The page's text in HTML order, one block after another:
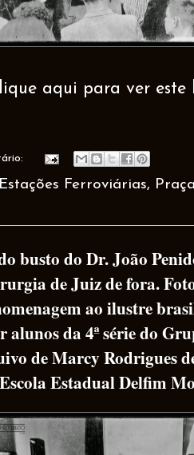
aqui para ver este
Estações Ferroviárias,
busto do Dr. João
de Juiz de fora.
ao ilustre
da 4ª série do
de Marcy Rodrigues
Estadual Delfim